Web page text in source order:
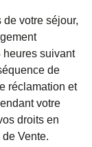
votre séjour,
heures suivant
de
réclamation et
votre
droits en
Vente.